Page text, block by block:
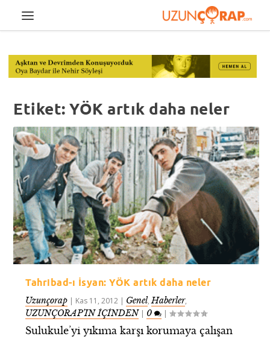
Etiket:YÖK artık daha neler
Tahribad-ı İsyan: YÖK artık daha neler
Uzunçorap | Kas 11, 2012 | Genel,Haberler,
UZUNÇORAP’IN İÇİNDEN| 0 |
Sulukule’yi yıkıma karşı korumaya çalışan